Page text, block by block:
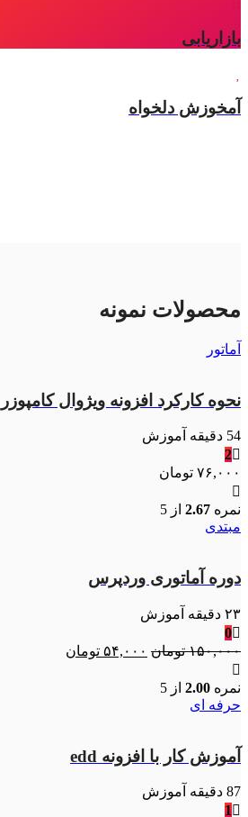
بازاریابی
آمخوزش دلخواه
محصولات نمونه
آماتور
نحوه کارکرد افزونه ویژوال کامپوزر
54 دقیقه آموزش
2
۷۶,۰۰۰ تومان
نمره 2.67 از 5
مبتدی
دوره آماتوری وردپرس
۲۳ دقیقه آموزش
0
۱۵۰,۰۰۰ تومان قیمت
۵۴,۰۰۰ تومان
نمره 2.00 از 5
حرفه ای
آموزش کار با افزونه edd
87 دقیقه آموزش
1